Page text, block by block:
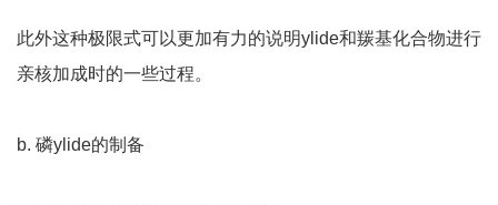
此外这种极限式可以更加有力的说明ylide和羰基化合物进行
亲核加成时的一些过程。
b. 磷ylide的制备